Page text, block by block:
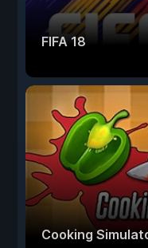
FIFA 18
Cooking